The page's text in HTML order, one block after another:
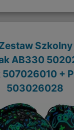
Szkolny
AB330
507026010 +
503026028